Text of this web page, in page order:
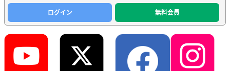
ログイン
無料会員